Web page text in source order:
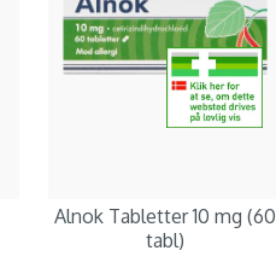
Alnok Tabletter 10 mg (60
tabl)